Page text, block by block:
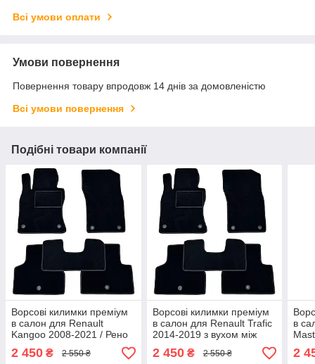
Всі умови оплати
Умови повернення
Повернення товару впродовж 14 днів за домовленістю
Всі умови повернення
Подібні товари компанії
Ворсові килимки преміум
в салон для Renault
Kangoo 2008-2021 / Рено
Канго килимки
2 450 ₴ 2 550 ₴
Ворсові килимки преміум
в салон для Renault Trafic
2014-2019 з вухом між
сидіннями / Рено Трафік
килимки
2 450₴ 2 550 ₴
в
2